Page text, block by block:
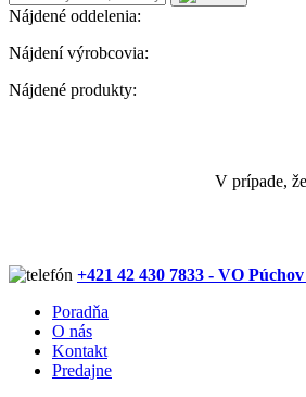
Nájdené oddelenia:
Nájdení výrobcovia:
Nájdené produkty:
V prípade,
+421 42 430 7833 - VO Púchov
Poradňa
O nás
Kontakt
Predajne